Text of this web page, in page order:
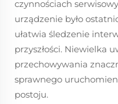
czynnościach
urządzenie było
ułatwia śledzenie
przyszłości. Niewielka
przechowywania
sprawnego
postoju.